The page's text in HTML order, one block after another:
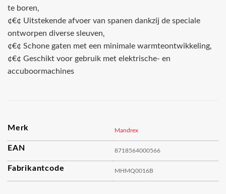
te boren‚
¢€¢ Uitstekende afvoer van spanen dankzij de speciale
ontworpen diverse sleuven‚
¢€¢ Schone gaten met een minimale warmteontwikkeling‚
¢€¢ Geschikt voor gebruik met elektrische- en
accuboormachines
Merk Mandrex
EAN 8718564000566
Fabrikantcode MHMQ0016B